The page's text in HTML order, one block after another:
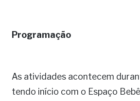
Programação
As atividades acontecem
tendo início com o Espaço